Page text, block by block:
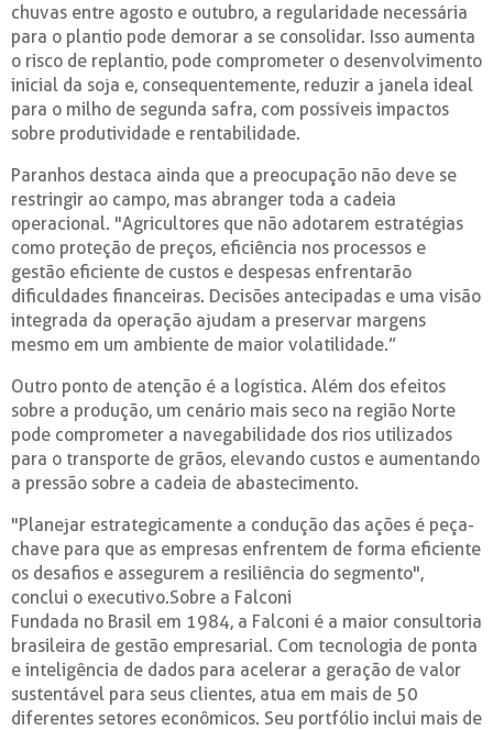
chuvas entre agosto e outubro, a regularidade necessária
para o plantio pode demorar a se consolidar. Isso aumenta
o risco de replantio, pode comprometer o desenvolvimento
inicial da soja e, consequentemente, reduzir a janela ideal
para o milho de segunda safra, com possíveis impactos
sobre produtividade e rentabilidade.
Paranhos destaca ainda que a preocupação não deve se
restringir ao campo, mas abranger toda a cadeia
operacional. "Agricultores que não adotarem estratégias
como proteção de preços, eficiência nos processos e
gestão eficiente de custos e despesas enfrentarão
dificuldades financeiras. Decisões antecipadas e uma visão
integrada da operação ajudam a preservar margens
mesmo em um ambiente de maior volatilidade.”
Outro ponto de atenção é a logística. Além dos efeitos
sobre a produção, um cenário mais seco na região Norte
pode comprometer a navegabilidade dos rios utilizados
para o transporte de grãos, elevando custos e aumentando
a pressão sobre a cadeia de abastecimento.
"Planejar estrategicamente a condução das ações é peça-
chave para que as empresas enfrentem de forma eficiente
os desafios e assegurem a resiliência do segmento",
conclui o executivo.Sobre a Falconi
Fundada no Brasil em 1984, a Falconi é a maior consultoria
brasileira de gestão empresarial. Com tecnologia de ponta
e inteligência de dados para acelerar a geração de valor
sustentável para seus clientes, atua em mais de 50
diferentes setores econômicos. Seu portfólio inclui mais de